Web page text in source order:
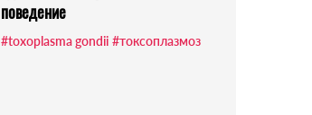
поведение
#toxoplasma gondii #токсоплазмоз